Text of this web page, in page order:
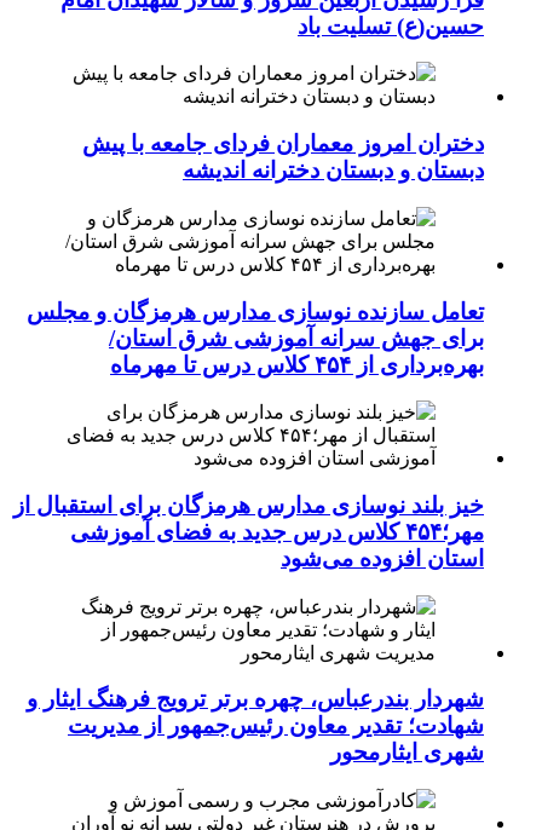
حسین(ع) تسلیت باد
دختران امروز معماران فردای جامعه با پیش
دبستان و دبستان دخترانه اندیشه
تعامل سازنده نوسازی مدارس هرمزگان و مجلس
برای جهش سرانه آموزشی شرق استان/
بهره‌برداری از ۴۵۴ کلاس درس تا مهرماه
خیز بلند نوسازی مدارس هرمزگان برای استقبال از
مهر؛۴۵۴ کلاس درس جدید به فضای آموزشی
استان افزوده می‌شود
شهردار بندرعباس، چهره برتر ترویج فرهنگ ایثار و
شهادت؛ تقدیر معاون رئیس‌جمهور از مدیریت
شهری ایثارمحور